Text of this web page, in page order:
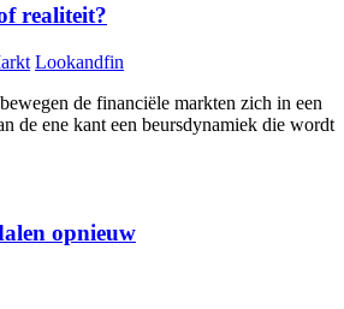
realiteit?
Lookandfin
de financiële markten zich in een
de ene kant een beursdynamiek die wordt
opnieuw